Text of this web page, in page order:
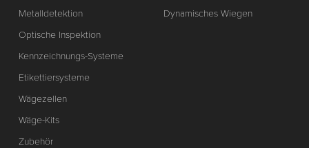
Metalldetektion
Optische Inspektion
Kennzeichnungs-Systeme
Etikettiersysteme
Wägezellen
Wäge-Kits
Zubehör
Dynamisches Wiegen